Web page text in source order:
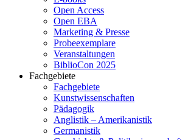
Open Access
Open EBA
Marketing & Presse
Probeexemplare
Veranstaltungen
BiblioCon 2025
Fachgebiete
Fachgebiete
Kunstwissenschaften
Pädagogik
Anglistik – Amerikanistik
Germanistik